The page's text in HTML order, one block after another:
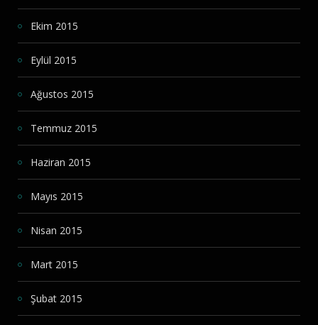
Ekim 2015
Eylül 2015
Ağustos 2015
Temmuz 2015
Haziran 2015
Mayıs 2015
Nisan 2015
Mart 2015
Şubat 2015